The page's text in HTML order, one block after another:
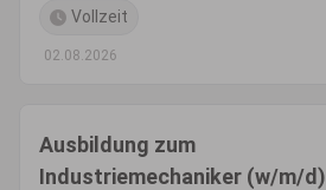
Vollzeit
02.08.2026
Ausbildung zum
Industriemechaniker (w/m/d)